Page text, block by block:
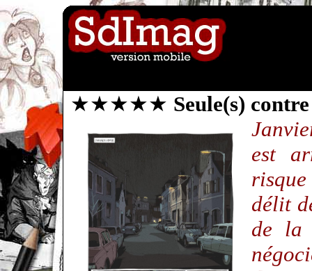
★★★★★ Seule(s)
est
délit
de la